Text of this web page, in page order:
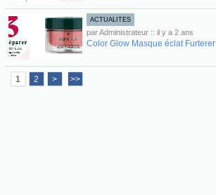
ACTUALITES
par Administrateur :: il y a 2 ans
Color Glow Masque éclat Furterer
1 2 > >>